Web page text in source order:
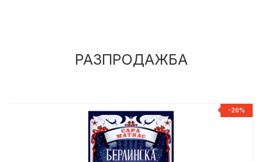
РАЗПРОДАЖБА
-20%